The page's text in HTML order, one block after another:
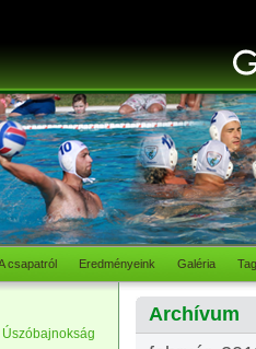
csapatról Eredményeink Galéria
Archívum